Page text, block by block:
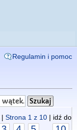
Regulamin i pomoc
| Strona 1 z 10 | idź do